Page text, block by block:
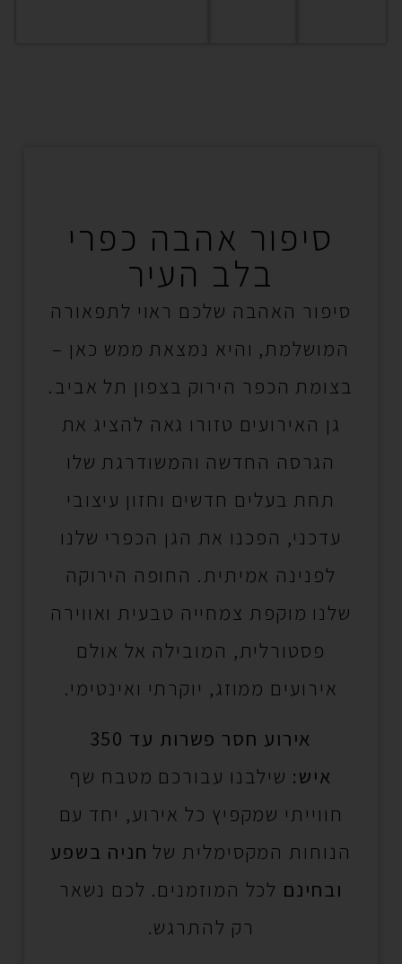
סיפור אהבה כפרי
בלב העיר
סיפור האהבה שלכם ראוי לתפאורה
המושלמת, והיא נמצאת ממש כאן –
בצומת הכפר הירוק בצפון תל אביב.
גן האירועים טזורו גאה להציג את
הגרסה החדשה והמשודרגת שלו
תחת בעלים חדשים וחזון עיצובי
עדכני, הפכנו את הגן הכפרי שלנו
לפנינה אמיתית. החופה הירוקה
שלנו מוקפת צמחייה טבעית ואווירה
פסטורלית, המובילה אל אולם
אירועים ממוזג, יוקרתי ואינטימי.
אירוע חסר פשרות עד 350
איש: שילבנו עבורכם מטבח שף
חווייתי שמקפיץ כל אירוע, יחד עם
הנוחות המקסימלית של חניה בשפע
ובחינם לכל המוזמנים. לכם נשאר
רק להתרגש.